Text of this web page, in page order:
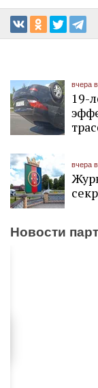
вчера
19-
вчера
Новости